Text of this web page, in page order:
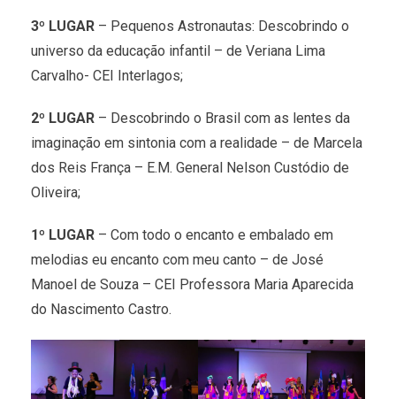
3º LUGAR – Pequenos Astronautas: Descobrindo o
universo da educação infantil – de Veriana Lima
Carvalho- CEI Interlagos;
2º LUGAR – Descobrindo o Brasil com as lentes da
imaginação em sintonia com a realidade – de Marcela
dos Reis França – E.M. General Nelson Custódio de
Oliveira;
1º LUGAR – Com todo o encanto e embalado em
melodias eu encanto com meu canto – de José
Manoel de Souza – CEI Professora Maria Aparecida
do Nascimento Castro.